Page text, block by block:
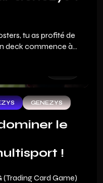
tu as profité de
deck commence à
GENEZYS
le
!
(Trading Card Game)